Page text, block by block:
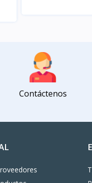
Contáctenos